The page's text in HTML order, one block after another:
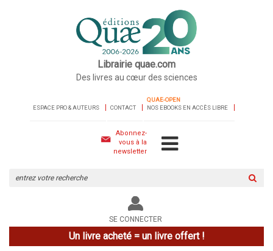
Librairie quae.com
Des livres au cœur des sciences
ESPACE PRO & AUTEURS CONTACT
QUAE-OPEN
NOS EBOOKS EN ACCÈS LIBRE
Abonnez-
vous à la
newsletter
le
site
SE CONNECTER
Un livre acheté = un livre offert !